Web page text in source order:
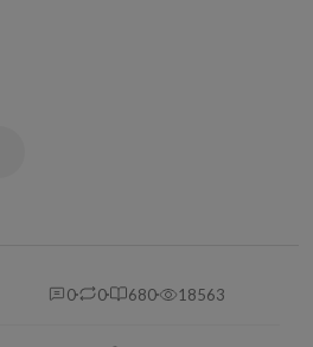
0 0 680 18563